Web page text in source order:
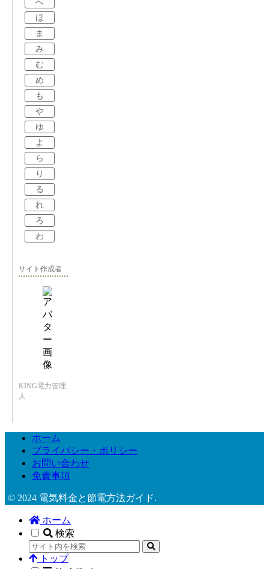
へ
ほ
ま
み
む
め
も
や
ゆ
よ
ら
り
る
れ
ろ
わ
サイト作成者
KING電力管理
人
ホーム
プライバシー・ポリシー
お問い合わせ
免責事項
© 2024 電気料金と節電方法ガイド.
ホーム
検索
トップ